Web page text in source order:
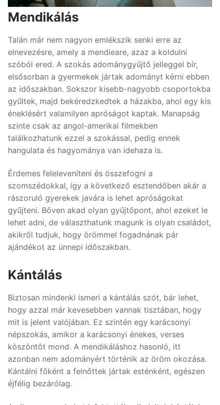
Mendikálás
Talán már nem nagyon emlékszik senki erre az
elnevezésre, amely a mendieare, azaz a koldulni
szóból ered. A szokás adománygyűjtő jelleggel bír,
elsősorban a gyermekek jártak adományt kérni ebben
az időszakban. Sokszor kisebb-nagyobb csoportokba
gyűltek, majd bekéredzkedtek a házakba, ahol egy kis
éneklésért valamilyen apróságot kaptak. Manapság
szinte csak az angol-amerikai filmekben
találkozhatunk ezzel a szokással, pedig ennek
hangulata és hagyománya van idehaza is.
Érdemes feleleveníteni és összefogni a
szomszédokkal, így a következő esztendőben akár a
rászoruló gyerekek javára is lehet apróságokat
gyűjteni. Bőven akad olyan gyűjtőpont, ahol ezeket le
lehet adni, de választhatunk magunk is olyan családot,
akikről tudjuk, hogy örömmel fogadnának pár
ajándékot az ünnepi időszakban.
Kántálás
Biztosan mindenki ismeri a kántálás szót, bár lehet,
hogy azzal már kevesebben vannak tisztában, hogy
mit is jelent valójában. Ez szintén egy karácsonyi
népszokás, amikor a karácsonyi énekes, verses
köszöntőt mond. A mendikáláshoz hasonló, itt
azonban nem adományért történik az öröm okozása.
Kántálni főként a felnőttek jártak esténként, egészen
éjfélig bezárólag.